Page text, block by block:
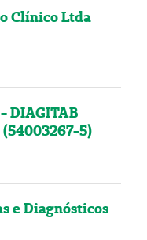
Clínico Ltda
DIAGITAB
(54003267-5)
e Diagnósticos